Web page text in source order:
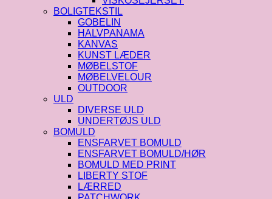
BOLIGTEKSTIL
GOBELIN
HALVPANAMA
KANVAS
KUNST LÆDER
MØBELSTOF
MØBELVELOUR
OUTDOOR
ULD
DIVERSE ULD
UNDERTØJS ULD
BOMULD
ENSFARVET BOMULD
ENSFARVET BOMULD/HØR
BOMULD MED PRINT
LIBERTY STOF
LÆRRED